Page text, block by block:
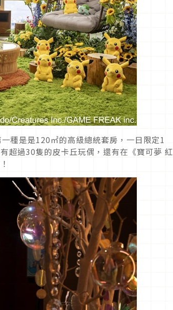
種是是120㎡的高級總統套房，一日限定1
超過30隻的皮卡丘玩偶，還有在《寶可夢 紅